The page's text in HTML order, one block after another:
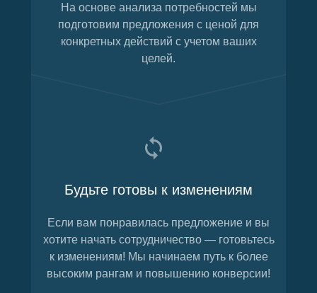
На основе анализа потребностей мы
подготовим предложения с ценой для
конкретных действий с учетом ваших
целей.
Будьте готовы к изменениям
Если вам понравилась предложение и вы
хотите начать сотрудничество — готовьтесь
к изменениям! Мы начинаем путь к более
высоким рангам и повышению конверсии!